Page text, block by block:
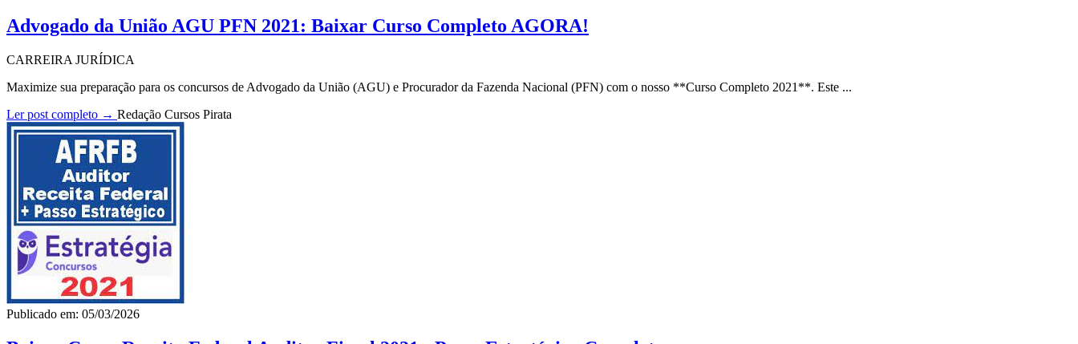
Advogado da União AGU PFN 2021: Baixar Curso Completo AGORA!
CARREIRA JURÍDICA
Maximize sua preparação para os concursos de Advogado da União (AGU) e Procurador da Fazenda Nacional (PFN) com o nosso **Curso Completo 2021**. Este ...
Ler post completo → Redação Cursos Pirata
Publicado em: 05/03/2026